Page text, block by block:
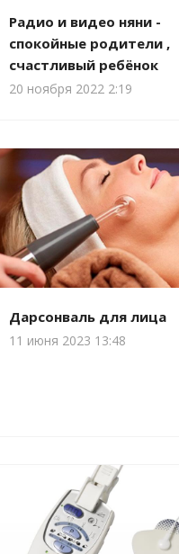
Радио и видео няни -
спокойные родители ,
счастливый ребёнок
20 ноября 2022 2:19
Дарсонваль для лица
11 июня 2023 13:48